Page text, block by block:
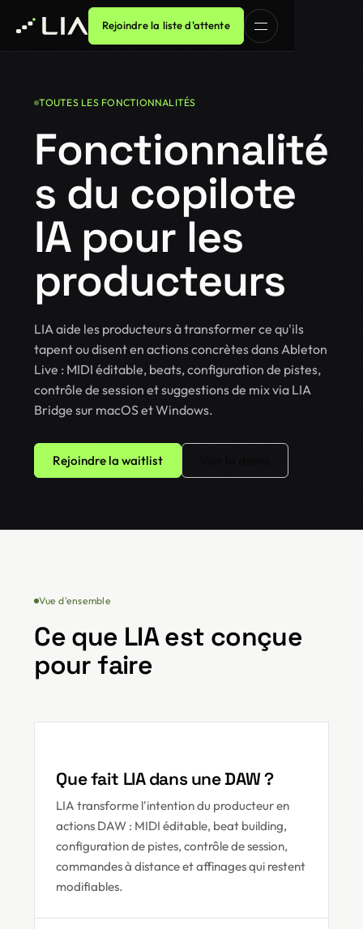
Rejoindre la liste d'attente
TOUTES LES FONCTIONNALITÉS
Fonctionnalité
s du copilote
IA pour les
producteurs
LIA aide les producteurs à transformer ce qu'ils
tapent ou disent en actions concrètes dans Ableton
Live : MIDI éditable, beats, configuration de pistes,
contrôle de session et suggestions de mix via LIA
Bridge sur macOS et Windows.
Rejoindre la waitlist
Vue d'ensemble
Ce que LIA est conçue
pour faire
Que fait LIA dans une DAW ?
LIA transforme l'intention du producteur en
actions DAW : MIDI éditable, beat building,
configuration de pistes, contrôle de session,
commandes à distance et affinages qui restent
modifiables.